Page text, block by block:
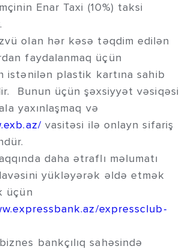
Enar Taxi (10%) taksi
olan hər kəsə təqdim edilən
faydalanmaq üçün
istənilən plastik kartına sahib
Bunun üçün şəxsiyyət vəsiqəsi
yaxınlaşmaq və
vasitəsi ilə onlayn sifariş
daha ətraflı məlumatı
yükləyərək əldə etmək
üçün
expressclub-
bankçılıq sahəsində